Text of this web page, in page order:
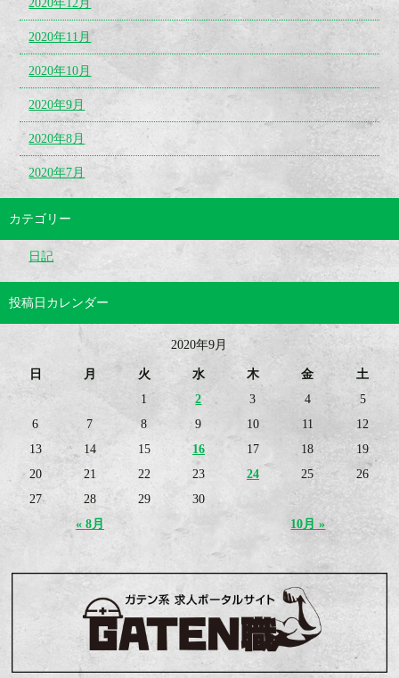
2020年12月
2020年11月
2020年10月
2020年9月
2020年8月
2020年7月
カテゴリー
日記
投稿日カレンダー
2020年9月
日 月 火 水 木 金 土
« 8月 10月 »
1 2 3 4
5
6
7 8 9 10 11
12
13
14 15 16 17 18
19
20
21 22 23 24 25
26
27
28 29 30